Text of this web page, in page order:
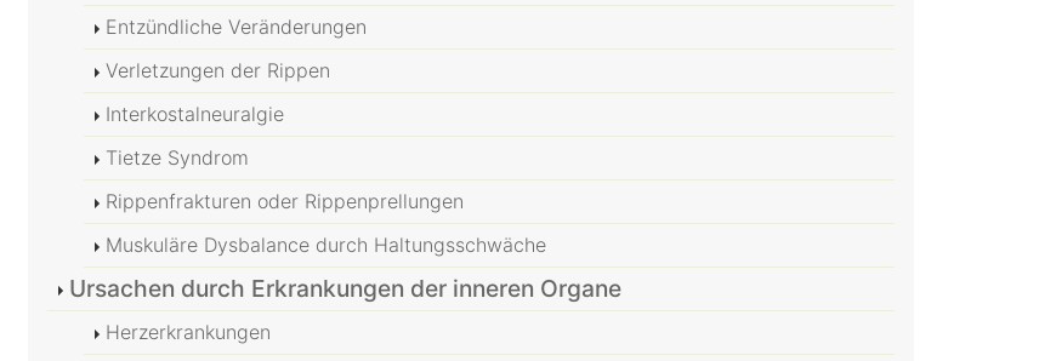
Entzündliche Veränderungen
Verletzungen der Rippen
Interkostalneuralgie
Tietze Syndrom
Rippenfrakturen oder Rippenprellungen
Muskuläre Dysbalance durch Haltungsschwäche
Ursachen durch Erkrankungen der inneren Organe
Herzerkrankungen